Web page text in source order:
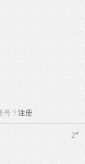
号？ 注册
2#